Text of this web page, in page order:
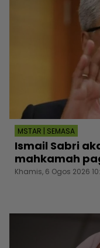
MSTAR | SEMASA
Ismail Sabri
mahkamah
Khamis, 6 Ogos 2026